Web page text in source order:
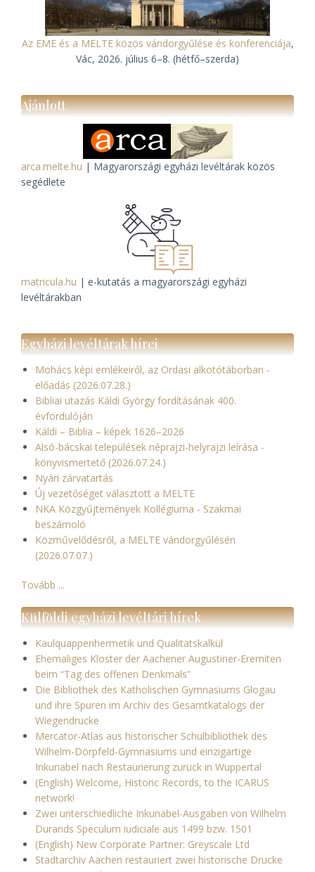
Az EME és a MELTE közös vándorgyűlése és konferenciája,
Vác, 2026. július 6–8. (hétfő–szerda)
Ajánlott
arca.melte.hu | Magyarországi egyházi levéltárak közös
segédlete
matricula.hu | e-kutatás a magyarországi egyházi
levéltárakban
Egyházi levéltárak hírei
Mohács képi emlékeiről, az Ordasi alkotótáborban -
előadás (2026.07.28.)
Bibliai utazás Káldi György fordításának 400.
évfordulóján
Káldi – Biblia – képek 1626–2026
Alsó-bácskai települések néprajzi-helyrajzi leírása -
könyvismertető (2026.07.24.)
Nyári zárvatartás
Új vezetőséget választott a MELTE
NKA Közgyűjtemények Kollégiuma - Szakmai
beszámoló
Közművelődésről, a MELTE vándorgyűlésén
(2026.07.07.)
Tovább ...
Külföldi egyházi levéltári hírek
Kaulquappenhermetik und Qualitätskalkül
Ehemaliges Kloster der Aachener Augustiner-Eremiten
beim “Tag des offenen Denkmals”
Die Bibliothek des Katholischen Gymnasiums Glogau
und ihre Spuren im Archiv des Gesamtkatalogs der
Wiegendrucke
Mercator-Atlas aus historischer Schulbibliothek des
Wilhelm-Dörpfeld-Gymnasiums und einzigartige
Inkunabel nach Restaurierung zurück in Wuppertal
(English) Welcome, Historic Records, to the ICARUS
network!
Zwei unterschiedliche Inkunabel-Ausgaben von Wilhelm
Durands Speculum iudiciale aus 1499 bzw. 1501
(English) New Corporate Partner: Greyscale Ltd
Stadtarchiv Aachen restauriert zwei historische Drucke